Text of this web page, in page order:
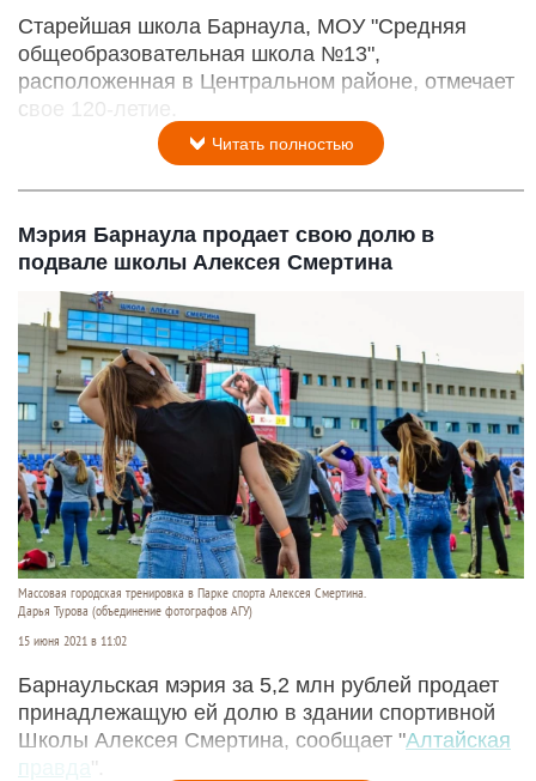
Старейшая школа Барнаула, МОУ "Средняя
общеобразовательная школа №13",
расположенная в Центральном районе, отмечает
свое 120-летие.
Читать полностью
Мэрия Барнаула продает свою долю в
подвале школы Алексея Смертина
Массовая городская тренировка в Парке спорта Алексея Смертина.
Дарья Турова (объединение фотографов АГУ)
15 июня 2021 в 11:02
Барнаульская мэрия за 5,2 млн рублей продает
принадлежащую ей долю в здании спортивной
Школы Алексея Смертина, сообщает "Алтайская
правда ".